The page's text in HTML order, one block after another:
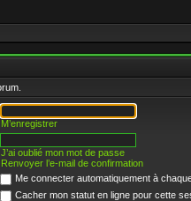
M’enregistrer
J’ai oublié mon mot de passe
Renvoyer l’e-mail de confirmation
Me connecter automatiquement à
Cacher mon statut en ligne pour cette